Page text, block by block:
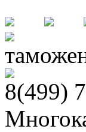
8(499)